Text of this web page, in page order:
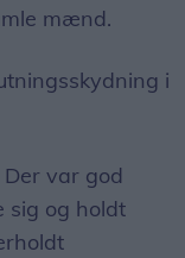
mænd.
i
var god
sig og holdt